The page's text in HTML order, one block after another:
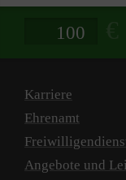
Spendenbetrag
Karriere
Ehrenamt
Angebote und